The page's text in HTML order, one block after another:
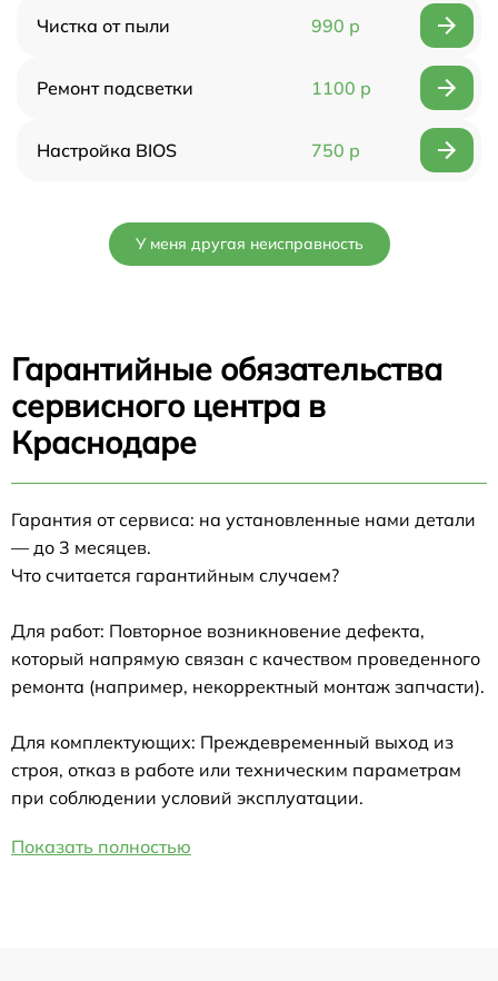
Чистка от пыли 990 р
Ремонт подсветки 1100 р
Настройка BIOS 750 р
У меня другая неисправность
Гарантийные обязательства
сервисного центра в
Краснодаре
Гарантия от сервиса: на установленные нами детали
— до 3 месяцев.
Что считается гарантийным случаем?
Для работ: Повторное возникновение дефекта,
который напрямую связан с качеством проведенного
ремонта (например, некорректный монтаж запчасти).
Для комплектующих: Преждевременный выход из
строя, отказ в работе или техническим параметрам
при соблюдении условий эксплуатации.
Показать полностью